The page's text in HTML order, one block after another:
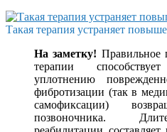
Такая терапия устраняет
На заметку! Правильное
терапии
уплотнению
фибротизации (так в
самофиксации)
позвоночника.